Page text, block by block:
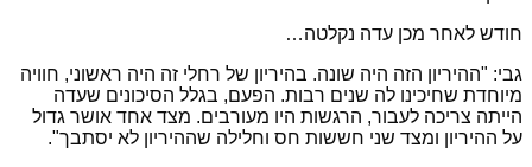
חודש לאחר מכן עדה נקלטה…
גבי: "ההיריון הזה היה שונה. בהיריון של רחלי זה היה ראשוני, חוויה
מיוחדת שחיכינו לה שנים רבות. הפעם, בגלל הסיכונים שעדה
הייתה צריכה לעבור, הרגשות היו מעורבים. מצד אחד אושר גדול
על ההיריון ומצד שני חששות חס וחלילה שההיריון לא יסתבך".